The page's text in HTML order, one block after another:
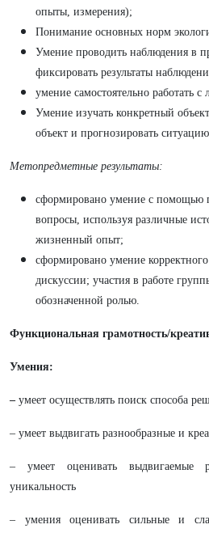
опыты, измерения);
Понимание основных норм
Умение проводить наблюдения в
фиксировать результаты
умение самостоятельно работать с
Умение изучать конкретный
объект и прогнозировать
Метопредметные результаты:
сформировано умение с помощью
вопросы, используя различные
жизненный опыт;
сформировано умение
дискуссии; участия в работе
обозначенной ролью.
Функциональная грамотность/
Умения:
– умеет осуществлять поиск способа
– умеет выдвигать разнообразные и
– умеет оценивать
уникальность
– умения оценивать сильные и